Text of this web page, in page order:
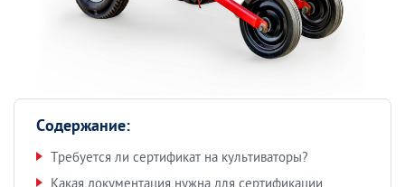
Содержание:
Требуется ли сертификат на культиваторы?
Какая документация нужна для сертификации